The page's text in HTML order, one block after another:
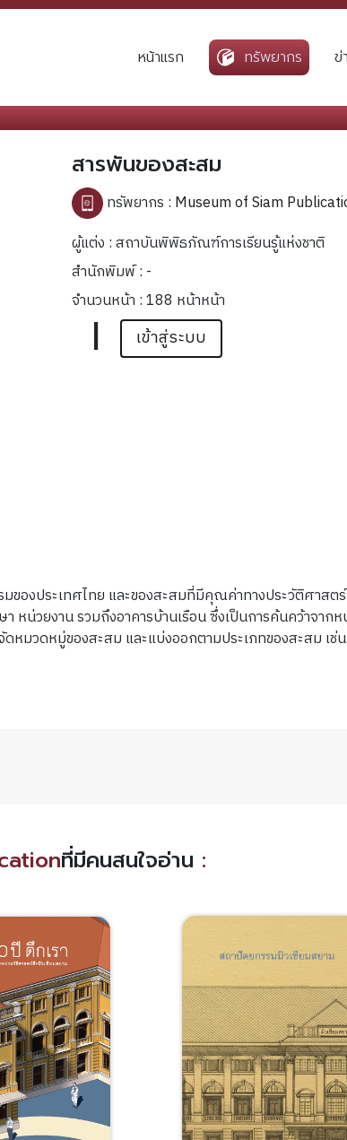
หน้าแรก ทรัพยากร ข่
สารพันของสะสม
ทรัพยากร : Museum of Siam
ผู้แต่ง : สถาบันพิพิธภัณฑ์การเรียนรู้แห่งชาติ
สำนักพิมพ์ : -
จำนวนหน้า : 188 หน้าหน้า
| เข้าสู่ระบบ
องประเทศไทย และของสะสมที่มีคุณค่าทางประวัติศาส
วยงาน รวมถึงอาคารบ้านเรือน ซึ่งเป็นการค้นคว้าจาก
มวดหมู่ของสะสม และแบ่งออกตามประเภทของสะสม เช่
ที่มีคนสนใจอ่าน :